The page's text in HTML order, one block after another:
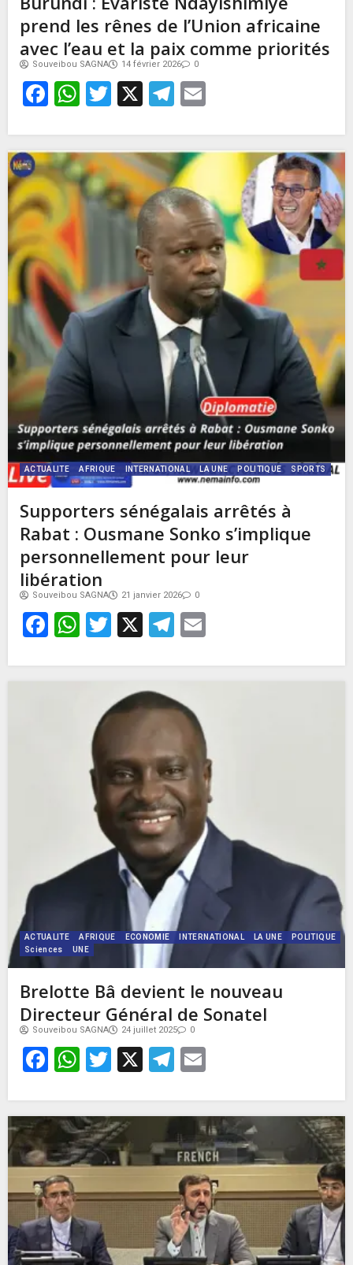
prend les rênes de l’Union africaine
avec l’eau et la paix comme priorités
Souveibou SAGNA 14 février 2026 0
Facebook
WhatsApp
Twitter
X Telegram
ACTUALITE AFRIQUE INTERNATIONAL LA UNE POLITIQUE SPORTS
Supporters sénégalais arrêtés à
Rabat : Ousmane Sonko s’implique
personnellement pour leur
libération
Souveibou SAGNA 21 janvier 2026 0
Facebook
WhatsApp
Twitter
X Telegram
ACTUALITE AFRIQUE ECONOMIE INTERNATIONAL LA UNE
POLITIQUE
Sciences
UNE
Brelotte Bâ devient le nouveau
Directeur Général de Sonatel
Souveibou SAGNA 24 juillet 2025 0
Facebook
WhatsApp
Twitter
X Telegram